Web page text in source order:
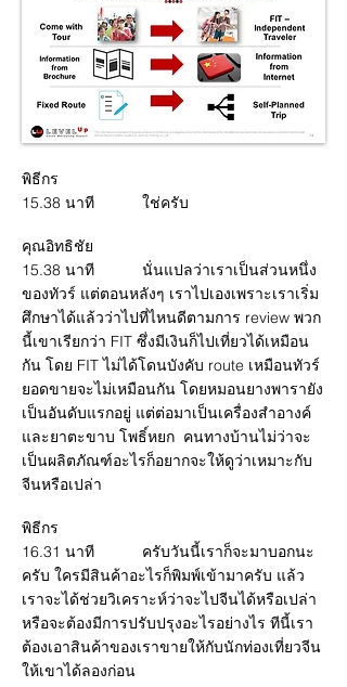
พิธีกร
15.38 นาที ใช่ครับ
คุณอิทธิชัย
15.38 นาที นั่นแปลว่าเราเป็นส่วนหนึ่ง
ของทัวร์ แต่ตอนหลังๆ เราไปเองเพราะเราเริ่ม
ศึกษาได้แล้วว่าไปที่ไหนดีตามการ review พวก
นี้เขาเรียกว่า FIT ซึ่งมีเงินก็ไปเที่ยวได้เหมือน
กัน โดย FIT ไม่ได้โดนบังคับ route เหมือนทัวร์
ยอดขายจะไม่เหมือนกัน โดยหมอนยางพารายัง
เป็นอันดับแรกอยู่ แต่ต่อมาเป็นเครื่องสำอางค์
และยาตะขาบ โพธิ์หยก คนทางบ้านไม่ว่าจะ
เป็นผลิตภัณฑ์อะไรก็อยากจะให้ดูว่าเหมาะกับ
จีนหรือเปล่า
พิธีกร
16.31 นาที ครับวันนี้เราก็จะมาบอกนะ
ครับ ใครมีสินค้าอะไรก็พิมพ์เข้ามาครับ แล้ว
เราจะได้ช่วยวิเคราะห์ว่าจะไปจีนได้หรือเปล่า
หรือจะต้องมีการปรับปรุงอะไรอย่างไร ทีนี้เรา
ต้องเอาสินค้าของเราขายให้กับนักท่องเที่ยวจีน
ให้เขาได้ลองก่อน